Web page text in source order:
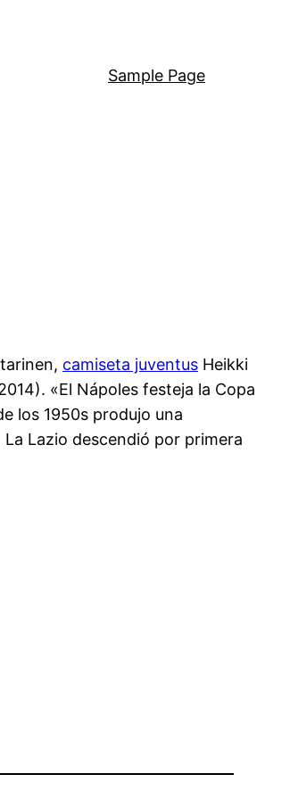
Sample Page
camiseta juventus Heikki
«El Nápoles festeja la Copa
los 1950s produjo una
Lazio descendió por primera